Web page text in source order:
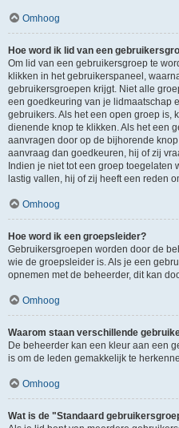
Omhoog
Hoe word ik lid van een
Om lid van een gebruikersgroep te
klikken in het gebruikerspaneel,
gebruikersgroepen krijgt. Niet alle
een goedkeuring van je lidmaatschap
gebruikers. Als het een open groep is,
dienende knop te klikken. Als het een
aanvragen door op de bijhorende
aanvraag dan goedkeuren, hij of zij
Indien je niet tot een groep toegelaten
lastig vallen, hij of zij heeft een reden
Omhoog
Hoe word ik een groepsleider?
Gebruikersgroepen worden door de
wie de groepsleider is. Als je een
opnemen met de beheerder, dit kan
Omhoog
Waarom staan verschillende
De beheerder kan een kleur aan een
is om de leden gemakkelijk te
Omhoog
Wat is de "Standaard